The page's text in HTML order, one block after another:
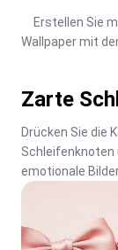
Erstellen Sie
Wallpaper mit
Zarte
Drücken Sie die
Schleifenknoten
emotionale